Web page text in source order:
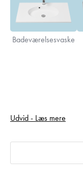
Badeværelsesvaske
Gå glad i bad - en
ønsker det - indret
Udvid - Læs mere